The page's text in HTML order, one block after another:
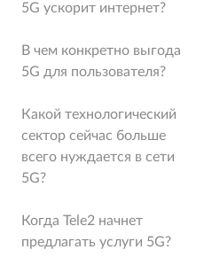
5G ускорит интернет?
В чем конкретно выгода
5G для пользователя?
Какой технологический
сектор сейчас больше
всего нуждается в сети
5G?
Когда Tele2 начнет
предлагать услуги 5G?